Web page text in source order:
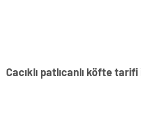
Cacıklı patlıcanlı köfte